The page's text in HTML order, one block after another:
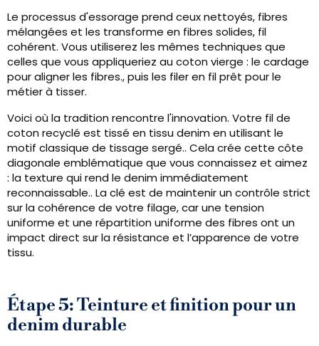
Le processus d'essorage prend ceux nettoyés, fibres
mélangées et les transforme en fibres solides, fil
cohérent. Vous utiliserez les mêmes techniques que
celles que vous appliqueriez au coton vierge : le cardage
pour aligner les fibres., puis les filer en fil prêt pour le
métier à tisser.
Voici où la tradition rencontre l'innovation. Votre fil de
coton recyclé est tissé en tissu denim en utilisant le
motif classique de tissage sergé.. Cela crée cette côte
diagonale emblématique que vous connaissez et aimez
: la texture qui rend le denim immédiatement
reconnaissable.. La clé est de maintenir un contrôle strict
sur la cohérence de votre filage, car une tension
uniforme et une répartition uniforme des fibres ont un
impact direct sur la résistance et l’apparence de votre
tissu.
Étape 5: Teinture et finition pour un
denim durable